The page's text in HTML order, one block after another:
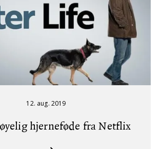
12. aug. 2019
hjerneføde fra Netflix